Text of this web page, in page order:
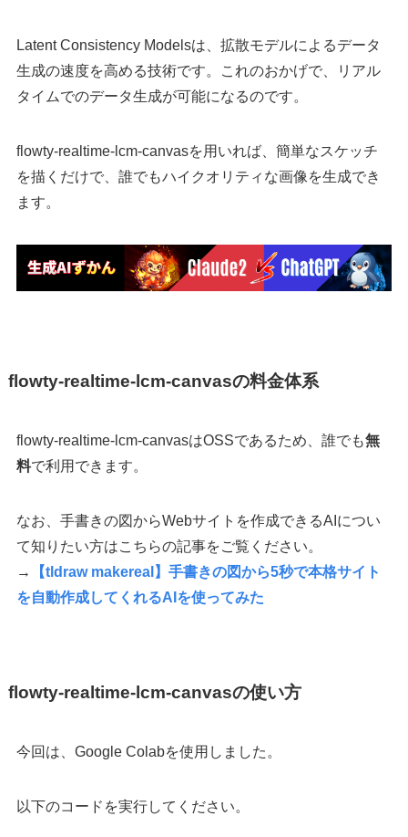
Latent Consistency Modelsは、拡散モデルによるデータ
生成の速度を高める技術です。これのおかげで、リアル
タイムでのデータ生成が可能になるのです。
flowty-realtime-lcm-canvasを用いれば、簡単なスケッチ
を描くだけで、誰でもハイクオリティな画像を生成でき
ます。
flowty-realtime-lcm-canvasの料金体系
flowty-realtime-lcm-canvasはOSSであるため、誰でも無
料で利用できます。
なお、手書きの図からWebサイトを作成できるAIについ
て知りたい方はこちらの記事をご覧ください。
→
【tldraw makereal】手書きの図から5秒で本格サイト
を自動作成してくれるAIを使ってみた
flowty-realtime-lcm-canvasの使い方
今回は、Google Colabを使用しました。
以下のコードを実行してください。